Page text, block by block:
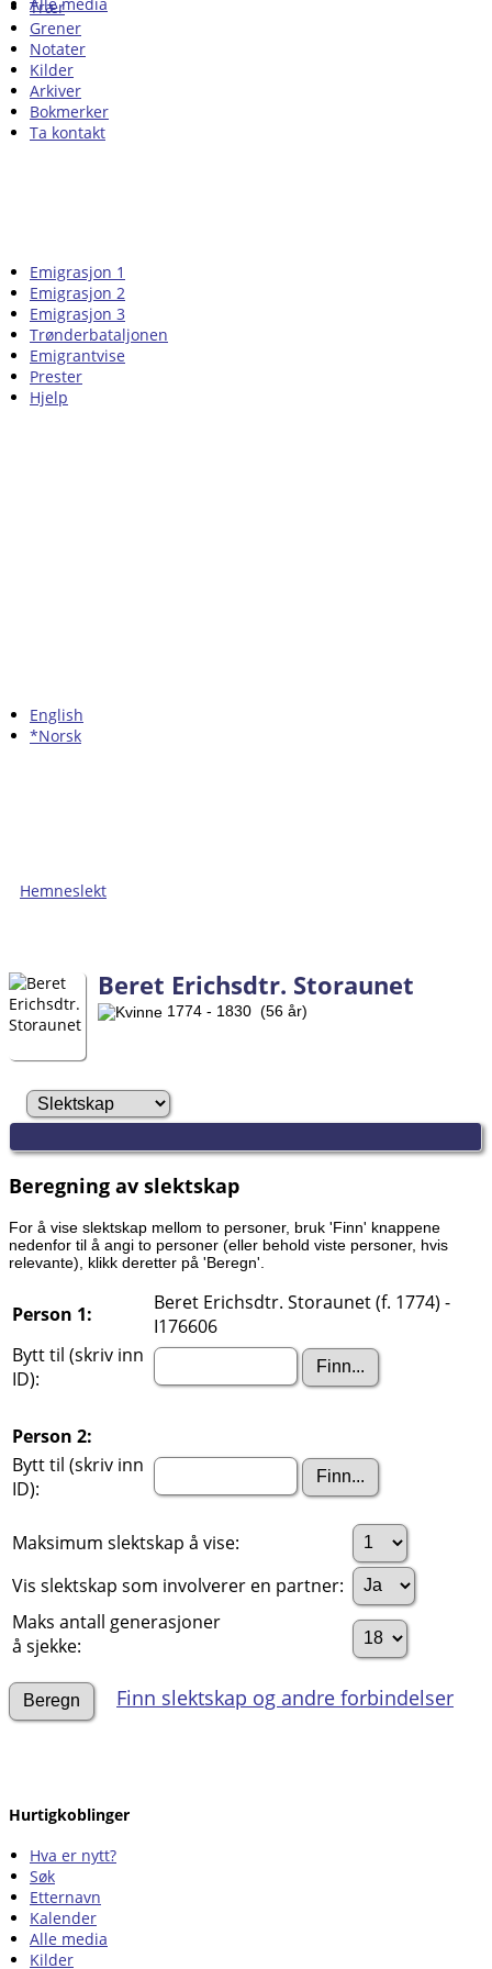
Trær
Grener
Notater
Kilder
Arkiver
Bokmerker
Ta kontakt
Emigrasjon 1
Emigrasjon 2
Emigrasjon 3
Trønderbataljonen
Emigrantvise
Prester
Hjelp
English
*Norsk
Hemneslekt
Beret Erichsdtr. Storaunet
1774 - 1830 (56 år)
Beregning av slektskap
For å vise slektskap mellom to personer, bruk 'Finn' knappene
nedenfor til å angi to personer (eller behold viste personer, hvis
relevante), klikk deretter på 'Beregn'.
Person 1:
Beret Erichsdtr. Storaunet (f. 1774) -
I176606
Bytt til (skriv inn
ID):
Person 2:
Bytt til (skriv inn
ID):
Maksimum slektskap å vise:
Vis slektskap som involverer en partner:
Maks antall generasjoner
å sjekke:
Finn slektskap og andre forbindelser
Hurtigkoblinger
Hva er nytt?
Søk
Etternavn
Kalender
Alle media
Kilder